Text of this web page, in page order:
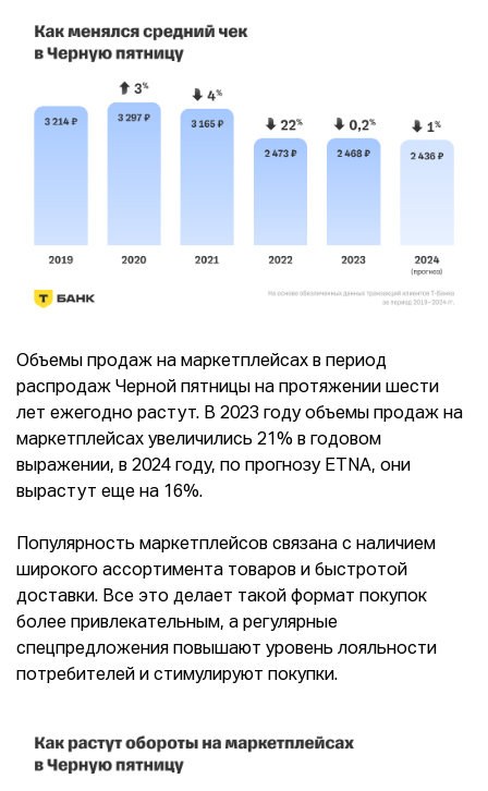
Объемы продаж на маркетплейсах в период
распродаж Черной пятницы на протяжении шести
лет ежегодно растут. В 2023 году объемы продаж на
маркетплейсах увеличились 21% в годовом
выражении, в 2024 году, по прогнозу ETNA, они
вырастут еще на 16%.
Популярность маркетплейсов связана с наличием
широкого ассортимента товаров и быстротой
доставки. Все это делает такой формат покупок
более привлекательным, а регулярные
спецпредложения повышают уровень лояльности
потребителей и стимулируют покупки.